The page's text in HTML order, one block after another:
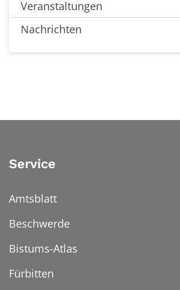
Veranstaltungen
Nachrichten
Service
Amtsblatt
Beschwerde
Bistums-Atlas
Fürbitten